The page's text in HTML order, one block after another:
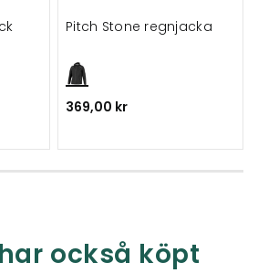
Pitch Stone regnjacka
369,00 kr
också köpt